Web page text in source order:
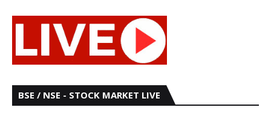
BSE / NSE - STOCK MARKET LIVE